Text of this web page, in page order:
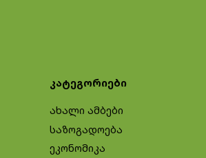
კატეგორიები
ახალი ამბები
საზოგადოება
ეკონომიკა